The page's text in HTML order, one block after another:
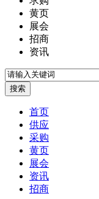
黄页
展会
招商
资讯
首页
供应
采购
黄页
展会
资讯
招商